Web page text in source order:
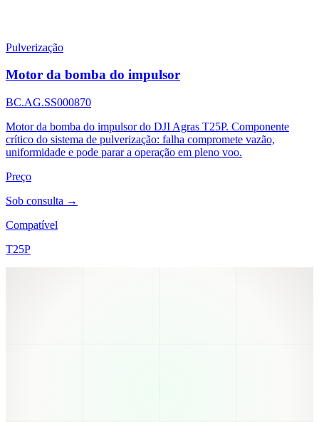
Pulverização
Motor da bomba do impulsor
BC.AG.SS000870
Motor da bomba do impulsor do DJI Agras T25P. Componente
crítico do sistema de pulverização: falha compromete vazão,
uniformidade e pode parar a operação em pleno voo.
Preço
Sob consulta →
Compatível
T25P